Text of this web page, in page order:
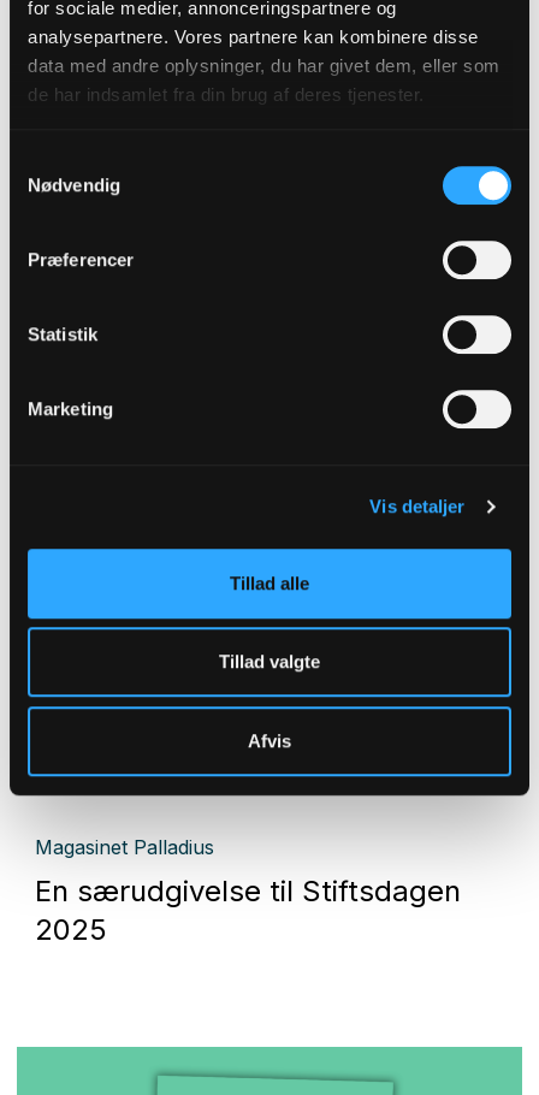
for sociale medier, annonceringspartnere og
analysepartnere. Vores partnere kan kombinere disse
data med andre oplysninger, du har givet dem, eller som
de har indsamlet fra din brug af deres tjenester.
Nødvendig
Præferencer
Statistik
Marketing
Vis detaljer
Tillad alle
Tillad valgte
Afvis
Magasinet Palladius
En særudgivelse til Stiftsdagen
2025